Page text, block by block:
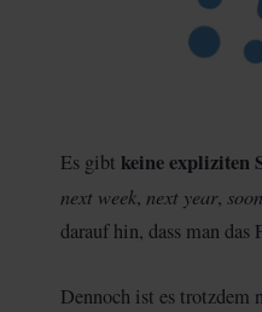
Es gibt keine expliziten
next week, next year, soon
darauf hin, dass man das
Dennoch ist es trotzdem